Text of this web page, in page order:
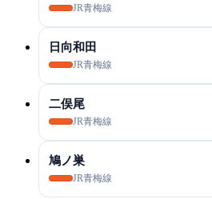
JR青梅線
日向和田
JR青梅線
二俣尾
JR青梅線
鳩ノ巣
JR青梅線